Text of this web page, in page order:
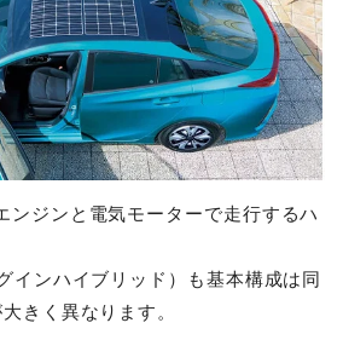
ンジンと電気モーターで走行するハ
インハイブリッド）も基本構成は同
きく異なります。